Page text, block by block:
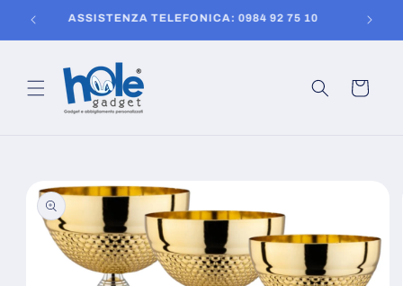
direttamenteASSISTENZA TELEFONICA: 0984 92 75 10
Carrello
informazioni
sul prodotto